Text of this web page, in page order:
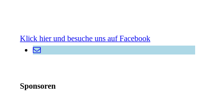
Klick hier und besuche uns auf Facebook
Sponsoren